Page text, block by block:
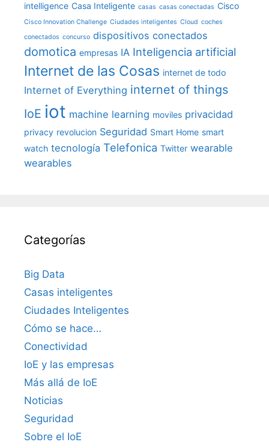
intelligence Casa Inteligente casas casas conectadas Cisco
Cisco Innovation Challenge Ciudades inteligentes Cloud coches
conectados concurso dispositivos conectados
domotica empresas IA Inteligencia artificial
Internet de las Cosas internet de todo
Internet of Everything internet of things
IoE iot machine learning moviles privacidad
privacy revolucion Seguridad Smart Home smart
watch tecnología Telefonica Twitter wearable
wearables
Categorías
Big Data
Casas inteligentes
Ciudades Inteligentes
Cómo se hace…
Conectividad
IoE y las empresas
Más allá de IoE
Noticias
Seguridad
Sobre el IoE